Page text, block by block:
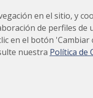
en el sitio, y
de perfiles de
en el botón
nuestra Política de